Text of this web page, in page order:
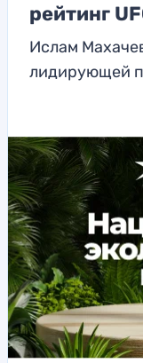
рейтинг
Ислам
лидирующей